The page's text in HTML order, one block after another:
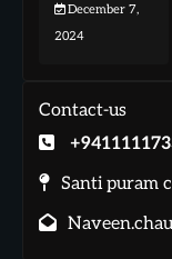
December 7,
2024
Contact-us
Santi puram